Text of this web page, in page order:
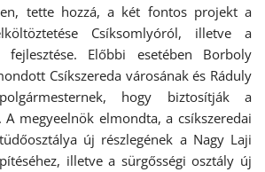
tette hozzá, a két fontos projekt a
Csíksomlyóról, illetve a
fejlesztése. Előbbi esetében Borboly
Csíkszereda városának és Ráduly
hogy biztosítják a
megyeelnök elmondta, a csíkszeredai
új részlegének a Nagy Laji
illetve a sürgősségi osztály új